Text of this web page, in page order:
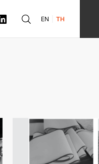
EN TH